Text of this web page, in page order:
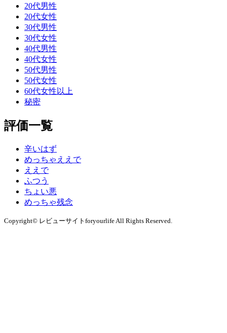
20代男性
20代女性
30代男性
30代女性
40代男性
40代女性
50代男性
50代女性
60代女性以上
秘密
評価一覧
辛いはず
めっちゃええで
ええで
ふつう
ちょい悪
めっちゃ残念
Copyright© レビューサイトforyourlife All Rights Reserved.